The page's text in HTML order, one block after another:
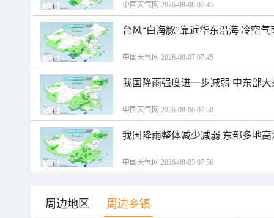
中国天气网 2026-08-08 07:45
台风“白海豚”靠近华东沿海 冷空
中国天气网 2026-08-07 07:45
我国降雨强度进一步减弱 中东部
中国天气网 2026-08-06 07:50
我国降雨整体减少减弱 东部多地
中国天气网 2026-08-05 07:56
周边地区 周边乡镇